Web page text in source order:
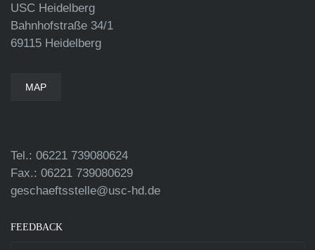
USC Heidelberg
Bahnhofstraße 34/1
69115 Heidelberg
MAP
Tel.: 06221 739080624
Fax.: 06221 739080629
geschaeftsstelle@usc-hd.de
FEEDBACK